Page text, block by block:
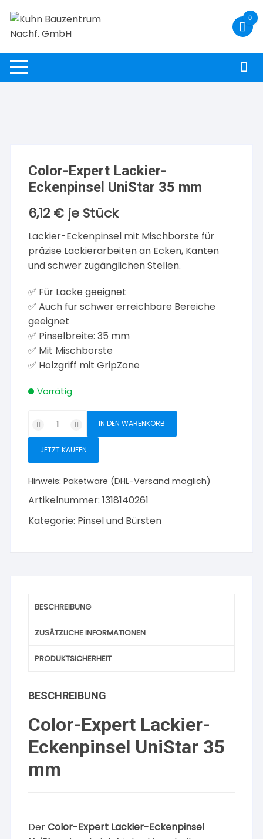
Inhalt
springen
0
Color-Expert Lackier-
Eckenpinsel UniStar 35 mm
6,12 € je Stück
Lackier-Eckenpinsel mit Mischborste für
präzise Lackierarbeiten an Ecken, Kanten
und schwer zugänglichen Stellen.
✅ Für Lacke geeignet
✅ Auch für schwer erreichbare Bereiche
geeignet
✅ Pinselbreite: 35 mm
✅ Mit Mischborste
✅ Holzgriff mit GripZone
Vorrätig
Expert
Lackier-
35
mm
Menge
IN DEN WARENKORB
JETZT KAUFEN
Hinweis:Paketware (DHL-Versand möglich)
Artikelnummer:1318140261
Kategorie: Pinsel und Bürsten
BESCHREIBUNG
ZUSÄTZLICHE INFORMATIONEN
PRODUKTSICHERHEIT
BESCHREIBUNG
Color-Expert Lackier-
Eckenpinsel UniStar 35
mm
DerColor-Expert Lackier-Eckenpinsel